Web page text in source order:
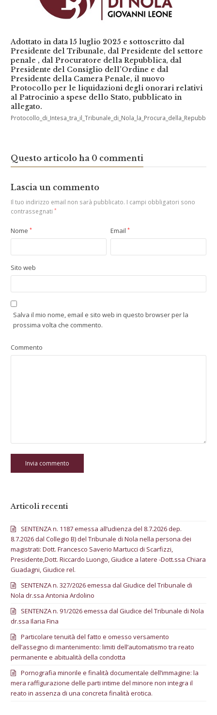
Adottato in data 15 luglio 2025 e sottoscritto dal
Presidente del Tribunale, dal Presidente del settore
penale , dal Procuratore della Repubblica, dal
Presidente del Consiglio dell’Ordine e dal
Presidente della Camera Penale, il nuovo
Protocollo per le liquidazioni degli onorari relativi
al Patrocinio a spese dello Stato, pubblicato in
allegato.
Questo articolo ha 0 commenti
Lascia un commento
Il tuo indirizzo email non sarà pubblicato. I campi obbligatori sono
contrassegnati*
Nome* Email*
Sito web
Salva il mio nome, email e sito web in questo browser per la
prossima volta che commento.
Commento
Articoli recenti
SENTENZA n. 1187 emessa all’udienza del 8.7.2026 dep.
8.7.2026 dal Collegio B) del Tribunale di Nola nella persona dei
magistrati: Dott. Francesco Saverio Martucci di Scarfizzi,
Presidente,Dott. Riccardo Luongo, Giudice a latere -Dott.ssa Chiara
Guadagni, Giudice rel.
SENTENZA n. 327/2026 emessa dal Giudice del Tribunale di
Nola dr.ssa Antonia Ardolino
SENTENZA n. 91/2026 emessa dal Giudice del Tribunale di Nola
dr.ssa Ilaria Fina
Particolare tenuità del fatto e omesso versamento
dell’assegno di mantenimento: limiti dell’automatismo tra reato
permanente e abitualità della condotta
Pornografia minorile e finalità documentale dell’immagine: la
mera raffigurazione delle parti intime del minore non integra il
reato in assenza di una concreta finalità erotica.